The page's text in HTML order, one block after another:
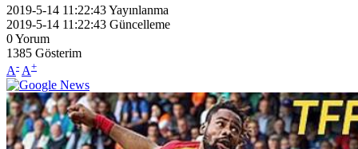
2019-5-14 11:22:43Yayınlanma
2019-5-14 11:22:43 Güncelleme
0Yorum
1385 Gösterim
A- A+